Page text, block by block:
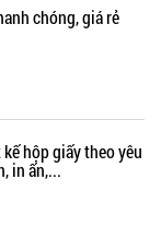
chóng, giá rẻ
hộp giấy theo yêu
in ấn,...